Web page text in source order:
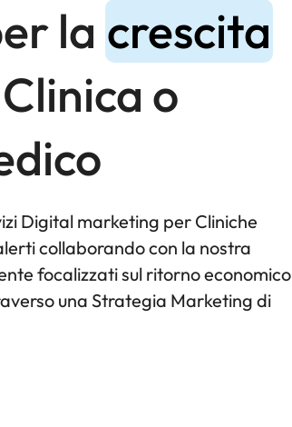
la crescita
o
Digital marketing per Cliniche
collaborando con la nostra
focalizzati sul ritorno economico
una Strategia Marketing di